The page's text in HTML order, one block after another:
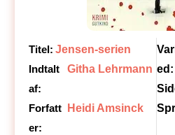
Titel: Jensen-serien
Indtalt
af:
Githa Lehrmann
Forfatt
er:
Heidi Amsinck
ed: